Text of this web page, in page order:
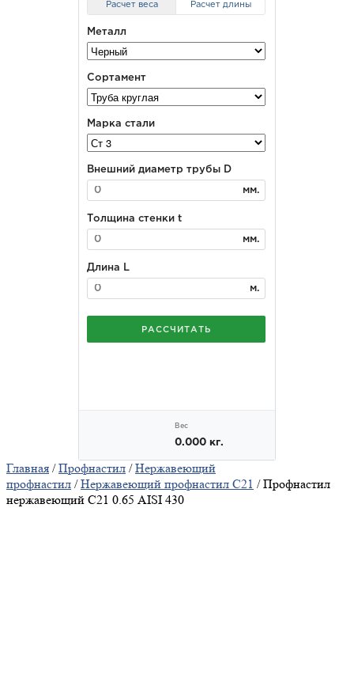
Главная /Профнастил /Нержавеющий
профнастил /Нержавеющий профнастил С21 / Профнастил
нержавеющий С21 0.65 AISI 430